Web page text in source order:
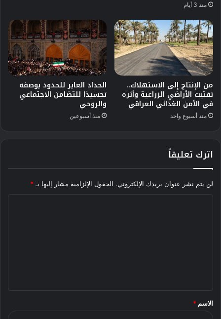
منذ 3 أيام
من الإنتاج إلى الاستهلاك..
تفتيت الأراضي الزراعية وأثره
في الأمن الغذائي العراقي
منذ أسبوع واحد
الحداد العابر للحدود بوصفه
تجسيدًا للتضامن الاجتماعي
والروحي
منذ أسبوعين
اترك تعليقاً
لن يتم نشر عنوان بريدك الإلكتروني. الحقول الإلزامية مشار إليها بـ *
*
الاسم *